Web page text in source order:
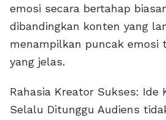
emosi secara bertahap
dibandingkan konten yang
menampilkan puncak emosi
yang jelas.
Rahasia Kreator Sukses: Ide
Selalu Ditunggu Audiens